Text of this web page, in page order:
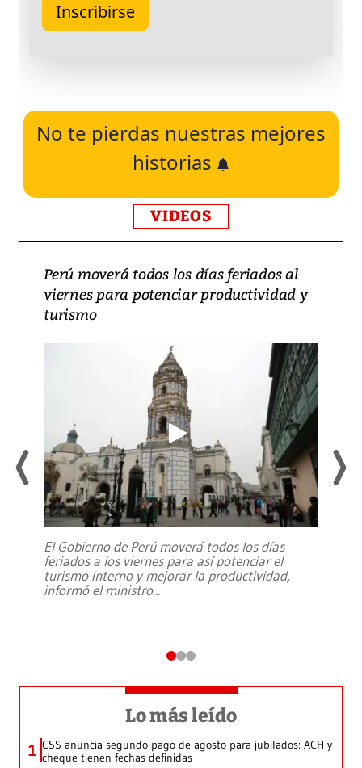
No te pierdas nuestras mejores
historias
VIDEOS
Perú moverá todos los días feriados al
viernes para potenciar productividad y
turismo
El Gobierno de Perú moverá todos los días
feriados a los viernes para así potenciar el
turismo interno y mejorar la productividad,
informó el ministro...
Lo más leído
1 CSS anuncia segundo pago de agosto para jubilados: ACH y
cheque tienen fechas definidas